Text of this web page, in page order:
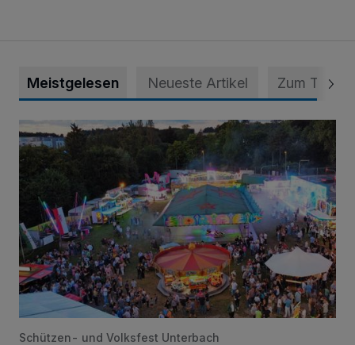
Meistgelesen Neueste Artikel Zum Thema
Vier Tage mit vollem Programm
Schützen- und Volksfest Unterbach